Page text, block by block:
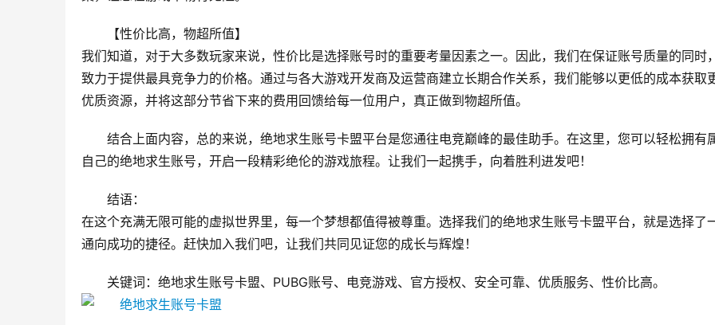
【性价比高，物超所值】
我们知道，对于大多数玩家来说，性价比是选择账号时的重要考量因素之一。因此，我们在保证账号质量的同时
致力于提供最具竞争力的价格。通过与各大游戏开发商及运营商建立长期合作关系，我们能够以更低的成本获取
优质资源，并将这部分节省下来的费用回馈给每一位用户，真正做到物超所值。
结合上面内容，总的来说，绝地求生账号卡盟平台是您通往电竞巅峰的最佳助手。在这里，您可以轻松拥有
自己的绝地求生账号，开启一段精彩绝伦的游戏旅程。让我们一起携手，向着胜利进发吧！
结语：
在这个充满无限可能的虚拟世界里，每一个梦想都值得被尊重。选择我们的绝地求生账号卡盟平台，就是选择了
通向成功的捷径。赶快加入我们吧，让我们共同见证您的成长与辉煌！
关键词：绝地求生账号卡盟、PUBG账号、电竞游戏、官方授权、安全可靠、优质服务、性价比高。